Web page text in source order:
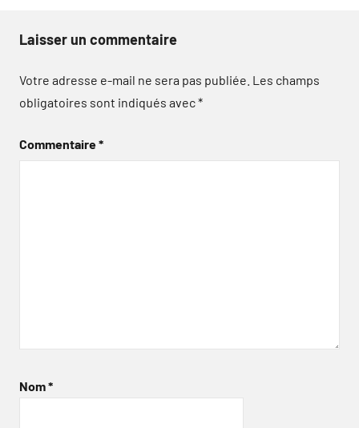
Laisser un commentaire
Votre adresse e-mail ne sera pas publiée. Les champs
obligatoires sont indiqués avec*
Commentaire*
Nom*